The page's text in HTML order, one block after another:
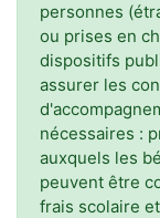
personnes
ou prises en
dispositifs
assurer les
nécessaires :
auxquels les
peuvent être
frais scolaire